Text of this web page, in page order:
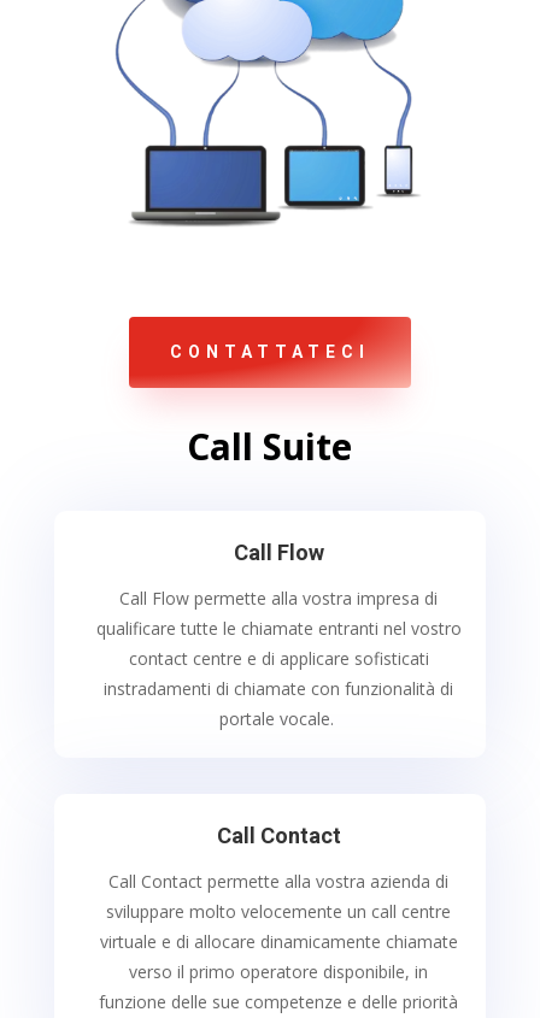
CONTATTATECI
Call Suite
Call Flow
Call Flow permette alla vostra impresa di
qualificare tutte le chiamate entranti nel vostro
contact centre e di applicare sofisticati
instradamenti di chiamate con funzionalità di
portale vocale.
Call Contact
Call Contact permette alla vostra azienda di
sviluppare molto velocemente un call centre
virtuale e di allocare dinamicamente chiamate
verso il primo operatore disponibile, in
funzione delle sue competenze e delle priorità